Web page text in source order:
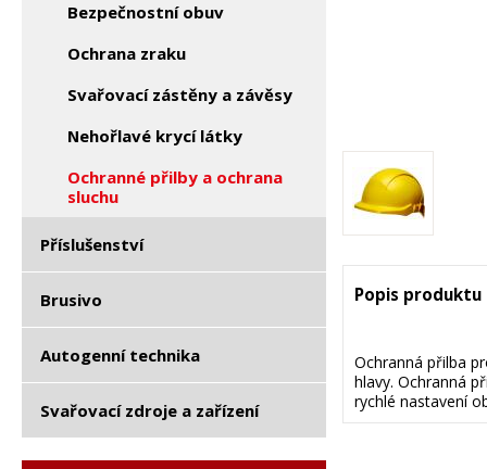
Bezpečnostní obuv
Ochrana zraku
Svařovací zástěny a závěsy
Nehořlavé krycí látky
Ochranné přilby a ochrana
sluchu
Příslušenství
Brusivo
Autogenní technika
Svařovací zdroje a zařízení
Popis produktu
Ochranná přilba
hlavy. Ochranná
rychlé nastavení